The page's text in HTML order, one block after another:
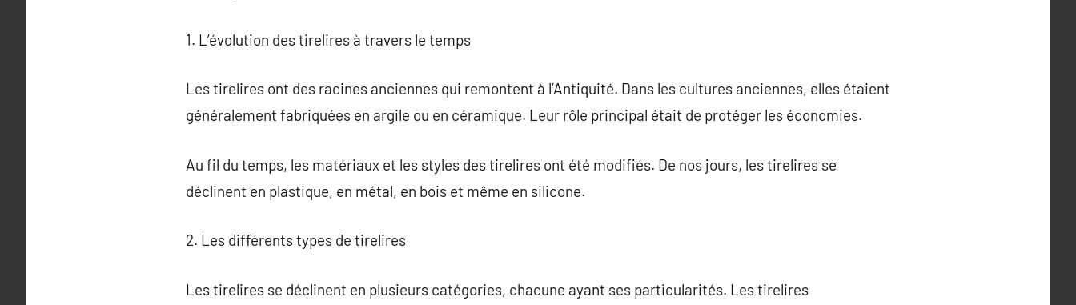
1. L’évolution des tirelires à travers le temps
Les tirelires ont des racines anciennes qui remontent à l’Antiquité. Dans les cultures anciennes, elles étaient
généralement fabriquées en argile ou en céramique. Leur rôle principal était de protéger les économies.
Au fil du temps, les matériaux et les styles des tirelires ont été modifiés. De nos jours, les tirelires se
déclinent en plastique, en métal, en bois et même en silicone.
2. Les différents types de tirelires
Les tirelires se déclinent en plusieurs catégories, chacune ayant ses particularités. Les tirelires